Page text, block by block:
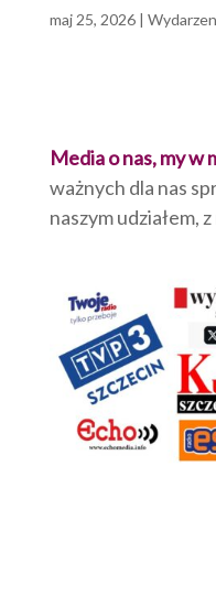
maj 25, 2026|
Media o nas,my w
ważnych dla nas
naszym udziałem,